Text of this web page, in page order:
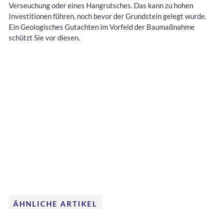
Verseuchung oder eines Hangrutsches. Das kann zu hohen
Investitionen führen, noch bevor der Grundstein gelegt wurde.
Ein Geologisches Gutachten im Vorfeld der Baumaßnahme
schützt Sie vor diesen.
ÄHNLICHE ARTIKEL